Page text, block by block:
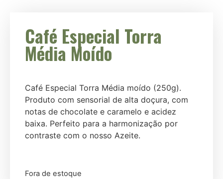
Café Especial Torra
Média Moído
Café Especial Torra Média moído (250g).
Produto com sensorial de alta doçura, com
notas de chocolate e caramelo e acidez
baixa. Perfeito para a harmonização por
contraste com o nosso Azeite.
Fora de estoque